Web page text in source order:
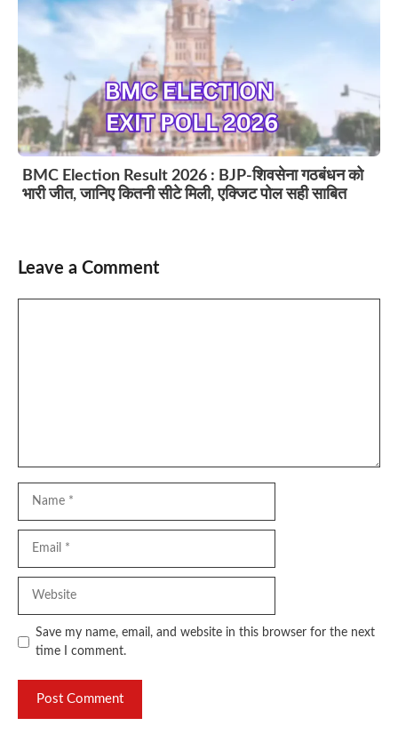
BMC Election Result 2026 : BJP-शिवसेना गठबंधन को
भारी जीत, जानिए कितनी सीटे मिली, एक्जिट पोल सही साबित
Leave a Comment
Save my name, email, and website in this browser for the next
time I comment.